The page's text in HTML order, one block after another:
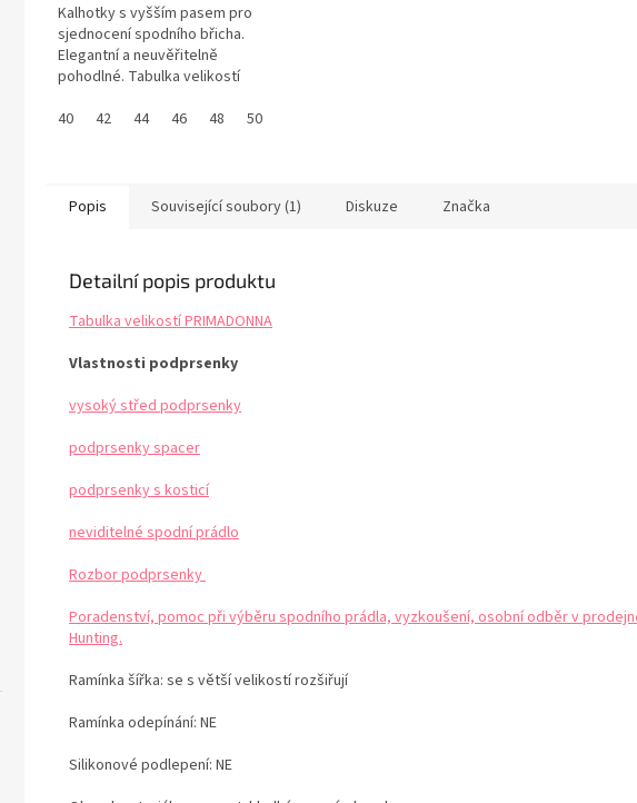
Kalhotky s vyšším pasem pro
sjednocení spodního břicha.
Elegantní a neuvěřitelně
pohodlné. Tabulka velikostí
40
42 44 46 48 50
Popis Související soubory (1) Diskuze Značka
Detailní popis produktu
Tabulka velikostí PRIMADONNA
Vlastnosti podprsenky
vysoký střed podprsenky
podprsenky spacer
podprsenky s kosticí
neviditelné spodní prádlo
Rozbor podprsenky
Poradenství, pomoc při výběru spodního prádla, vyzkoušení, osobní odběr v
Hunting.
Ramínka šířka: se s větší velikostí rozšiřují
Ramínka odepínání: NE
Silikonové podlepení: NE